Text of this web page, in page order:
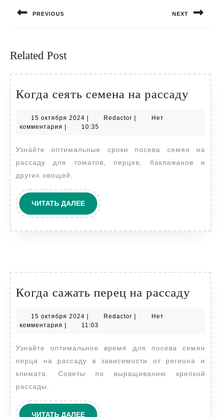
записям
PREVIOUS NEXT
Related Post
Когда сеять семена на рассаду Когда
сеять
15 октября 2024 15
октября
Redactor Redactor
Нет
комментария
10:35
Узнайте оптимальные сроки посева семян на
рассаду для томатов, перцев, баклажанов и
других овощей.
ЧИТАТЬ ДАЛЕЕЧИТАТЬ
ДАЛЕЕ
Когда сажать перец на рассаду
15 октября 2024 15
октября
| Redactor Redactor
|
Нет
комментария | 11:03
Узнайте оптимальное время для посева семян
перца на рассаду в зависимости от региона и
климата. Советы по выращиванию крепкой
рассады.
ЧИТАТЬ ДАЛЕЕЧИТАТЬ